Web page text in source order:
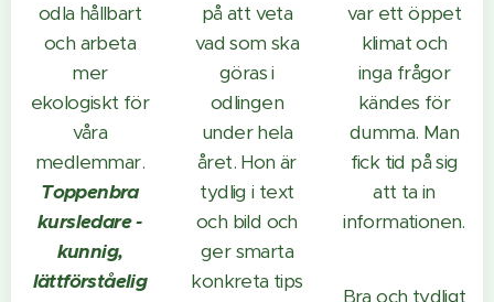
odla hållbart
och arbeta
mer
ekologiskt för
våra
medlemmar.
Toppenbra
kursledare -
kunnig,
lättförståelig
på att veta
vad som ska
göras i
odlingen
under hela
året. Hon är
tydlig i text
och bild och
ger smarta
konkreta tips
var ett öppet
klimat och
inga frågor
kändes för
dumma. Man
fick tid på sig
att ta in
informationen.
Bra och tydligt